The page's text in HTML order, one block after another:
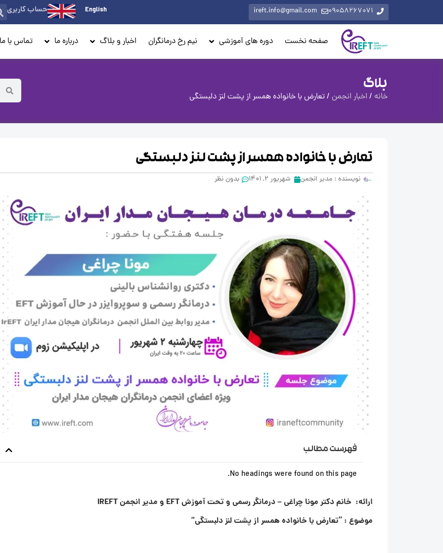
09058267071
ireft.info@gmail.com
English حساب کاربری
صفحه نخست دوره های آموزشی نیم رخ درمانگران اخبار و بلاگ درباره ما تماس با ما
بلاگ
خانه / اخبار انجمن / تعارض با خانواده همسر از پشت لنز دلبستگی
تعارض با خانواده همسر از پشت لنز دلبستگی
نویسنده : مدیر انجمن شهریور 2, 1401 بدون نظر
فهرست مطالب
No headings were found on this page.
ارائه: خانم دکتر مونا چراغی – درمانگر رسمی و تحت آموزش EFT و مدیر انجمن IREFT
موضوع : “تعارض با خانواده همسر از پشت لنز دلبستگی”